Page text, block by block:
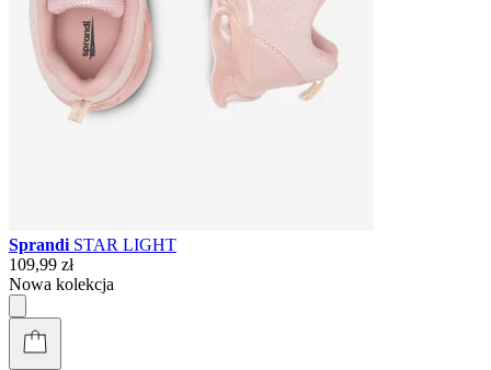
Sprandi STAR LIGHT
109,99 zł
Nowa kolekcja